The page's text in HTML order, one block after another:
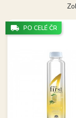
local_shipping PO CELÉ ČR